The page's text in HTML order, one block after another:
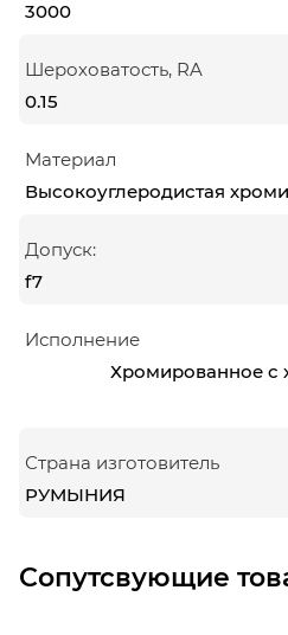
3000
Шероховатость, RA
0.15
Материал
Высокоуглеродистая
Допуск:
f7
Исполнение
Хромированное с
Страна изготовитель
РУМЫНИЯ
Сопутсвующие